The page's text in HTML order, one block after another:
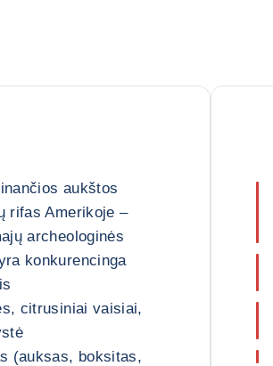
aukštos
rifas Amerikoje –
archeologinės
konkurencinga
citrusiniai vaisiai,
(auksas, boksitas,